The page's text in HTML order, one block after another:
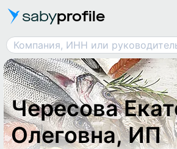
sabyprofile
Компания, ИНН или
Чересова
Олеговна, ИП